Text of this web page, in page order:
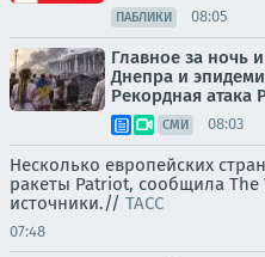
ПАБЛИКИ 08:05
Главное за ночь
Днепра и
Рекордная атака
СМИ 08:03
Несколько европейских
ракеты Patriot, сообщила
источники.// ТАСС
07:48